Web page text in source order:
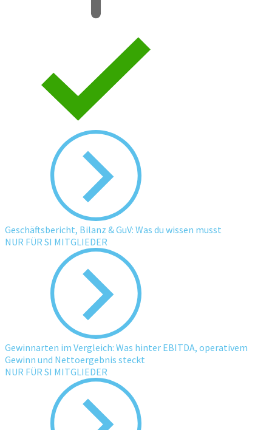
Geschäftsbericht, Bilanz & GuV: Was du wissen musst
NUR FÜR SI MITGLIEDER
Gewinnarten im Vergleich: Was hinter EBITDA, operativem
Gewinn und Nettoergebnis steckt
NUR FÜR SI MITGLIEDER